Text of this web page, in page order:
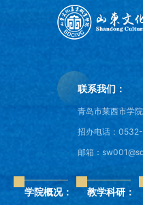
联系我们：
青岛市莱西市学
招办电话：
邮箱：
学院概况： 教学科研：